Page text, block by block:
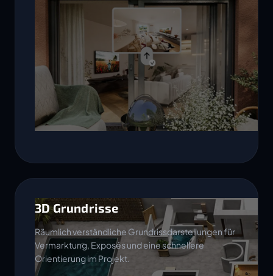
3D Grundrisse
Räumlich verständliche Grundrissdarstellungen für
Vermarktung, Exposés und eine schnellere
Orientierung im Projekt.